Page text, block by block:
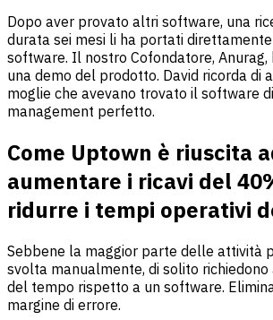
Dopo aver provato altri software, una
durata sei mesi li ha portati
software. Il nostro Cofondatore,
una demo del prodotto. David ricorda di
moglie che avevano trovato il software
management perfetto.
Come Uptown è riuscita
aumentare i ricavi del
ridurre i tempi operativi
Sebbene la maggior parte delle attività
svolta manualmente, di solito
del tempo rispetto a un software.
margine di errore.